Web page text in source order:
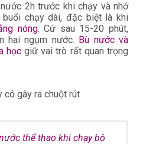
2h trước khi chạy và nhớ
chạy dài, đặc biệt là khi
nóng. Cứ sau 15-20 phút,
hai ngụm nước. Bù nước và
họcgiữ vai trò rất quan trọng
thể thao khi chạy bộ